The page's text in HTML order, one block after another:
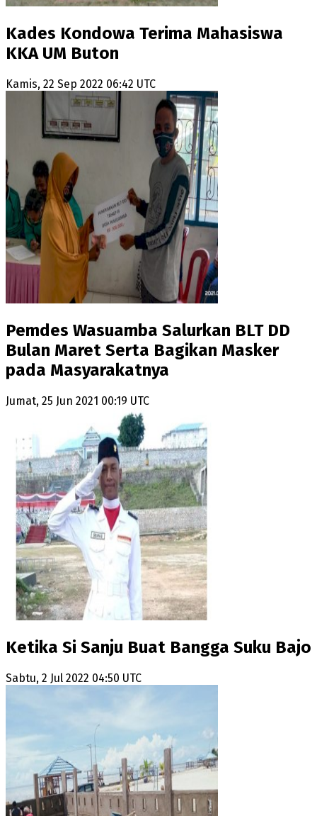
Kades Kondowa Terima Mahasiswa
KKA UM Buton
Kamis, 22 Sep 2022 06:42 UTC
Pemdes Wasuamba Salurkan BLT DD
Bulan Maret Serta Bagikan Masker
pada Masyarakatnya
Jumat, 25 Jun 2021 00:19 UTC
Ketika Si Sanju Buat Bangga Suku Bajo
Sabtu, 2 Jul 2022 04:50 UTC